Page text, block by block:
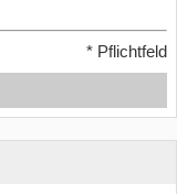
* Pflichtfeld